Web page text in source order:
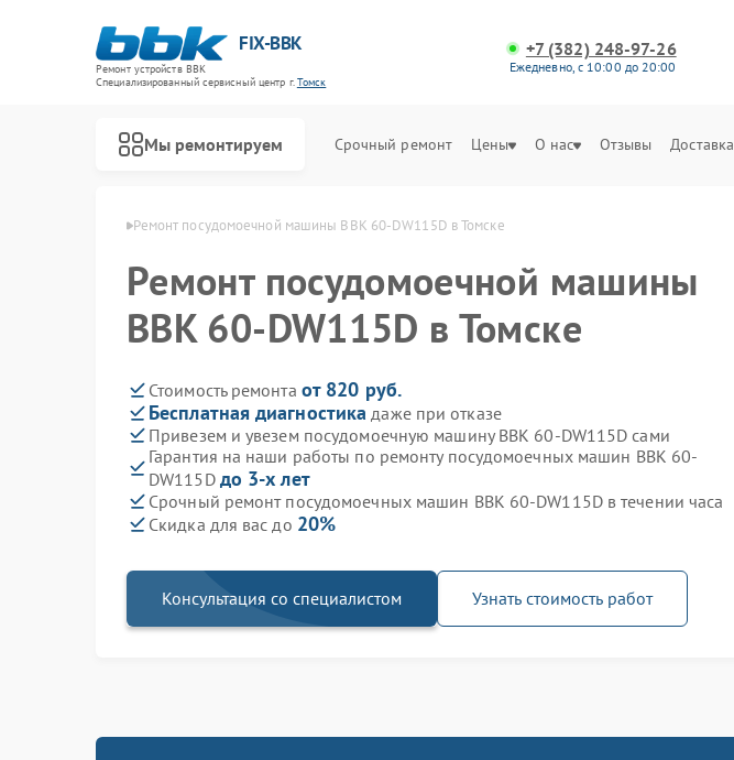
FIX-BBK
Ремонт устройств BBK
Специализированный cервисный центр г.Томск
+7 (382) 248-97-26
Ежедневно, с 10:00 до 20:00
Мы ремонтируем Срочный ремонт Цены О нас Отзывы Доставка
Ремонт посудомоечной машины BBK 60-DW115D в Томске
Ремонт посудомоечной машины
BBK 60-DW115D в Томске
Стоимость ремонта от 820 руб.
Бесплатная диагностика даже при отказе
Привезем и увезем посудомоечную машину BBK 60-DW115D сами
Гарантия на наши работы по ремонту посудомоечных машин BBK 60-
DW115D до 3-х лет
Срочный ремонт посудомоечных машин BBK 60-DW115D в течении часа
Скидка для вас до 20%
Консультация со специалистом Узнать стоимость работ